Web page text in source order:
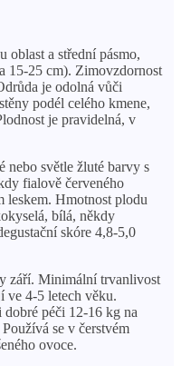
oblast a střední pásmo,
15-25 cm). Zimovzdornost
je odolná vůči
podél celého kmene,
je pravidelná, v
nebo světle žluté barvy s
fialově červeného
leskem. Hmotnost plodu
bílá, někdy
skóre 4,8-5,0
září. Minimální trvanlivost
ve 4-5 letech věku.
péči 12-16 kg na
se v čerstvém
ovoce.